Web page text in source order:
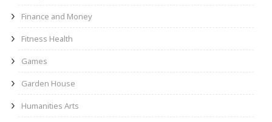
Finance and Money
Fitness Health
Games
Garden House
Humanities Arts